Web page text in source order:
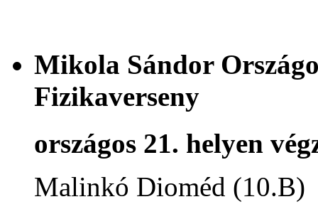
Mikola Sándor
Fizikaverseny
országos 21. helyen
Malinkó Dioméd (10.B)